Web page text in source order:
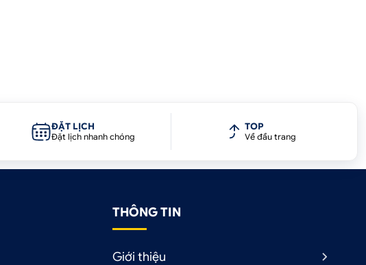
ĐẶT LỊCH
Đặt lịch nhanh chóng
TOP
Về đầu trang
THÔNG TIN
Giới thiệu